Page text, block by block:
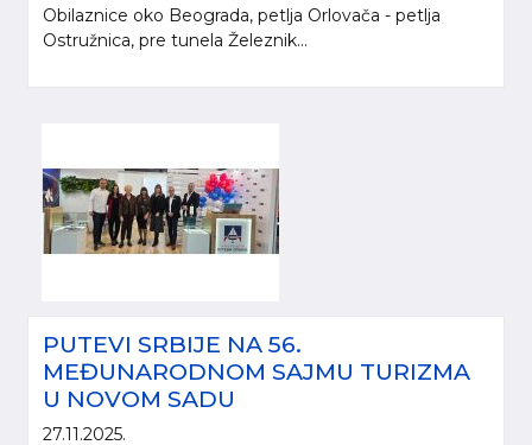
Obilaznice oko Beograda, petlja Orlovača - petlja
Ostružnica, pre tunela Železnik...
PUTEVI SRBIJE NA 56.
MEĐUNARODNOM SAJMU TURIZMA
U NOVOM SADU
27.11.2025.